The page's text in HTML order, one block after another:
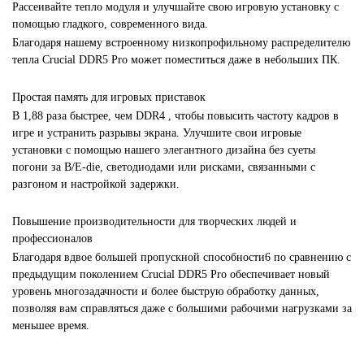
Рассеивайте тепло модуля и улучшайте свою игровую установку с
помощью гладкого, современного вида.
Благодаря нашему встроенному низкопрофильному распределителю
тепла Crucial DDR5 Pro может поместиться даже в небольших ПК.
Простая память для игровых приставок
В 1,88 раза быстрее, чем DDR4 , чтобы повысить частоту кадров в
игре и устранить разрывы экрана. Улучшите свои игровые
установки с помощью нашего элегантного дизайна без суеты
погони за B/E-die, светодиодами или рисками, связанными с
разгоном и настройкой задержки.
Повышение производительности для творческих людей и
профессионалов
Благодаря вдвое большей пропускной способности6 по сравнению с
предыдущим поколением Crucial DDR5 Pro обеспечивает новый
уровень многозадачности и более быструю обработку данных,
позволяя вам справляться даже с большими рабочими нагрузками за
меньшее время.